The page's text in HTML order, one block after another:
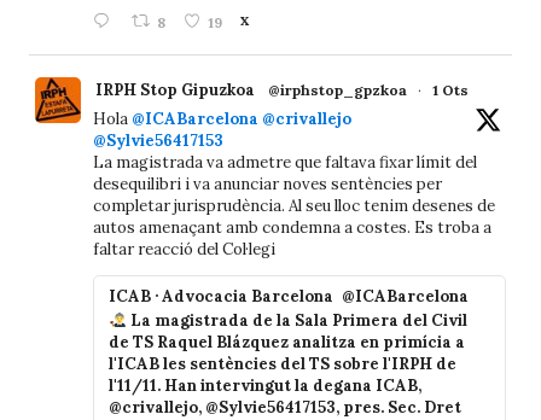
8 19 X
IRPH Stop Gipuzkoa @irphstop_gpzkoa · 1 Ots
Hola @ICABarcelona @crivallejo
@Sylvie56417153
La magistrada va admetre que faltava fixar límit del
desequilibri i va anunciar noves sentències per
completar jurisprudència. Al seu lloc tenim desenes de
autos amenaçant amb condemna a costes. Es troba a
faltar reacció del Col·legi
ICAB · Advocacia Barcelona @ICABarcelona
La magistrada de la Sala Primera del Civil
de TS Raquel Blázquez analitza en primícia a
l'ICAB les sentències del TS sobre l'IRPH de
l'11/11. Han intervingut la degana ICAB,
@crivallejo, @Sylvie56417153, pres. Sec. Dret